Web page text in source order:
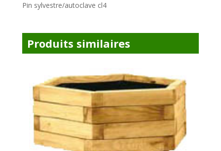
Pin sylvestre/autoclave cl4
Produits similaires